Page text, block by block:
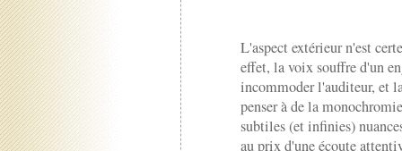
L'aspect extérieur n'est
effet, la voix souffre d'un
incommoder l'auditeur, et
penser à de la
subtiles (et infinies)
au prix d'une écoute